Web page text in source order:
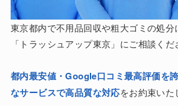
東京都内で不用品回収や粗大ゴミの処分
「トラッシュアップ東京」にご相談くだ
都内最安値・Google口コミ最高評価を
なサービスで高品質な対応をお約束いた